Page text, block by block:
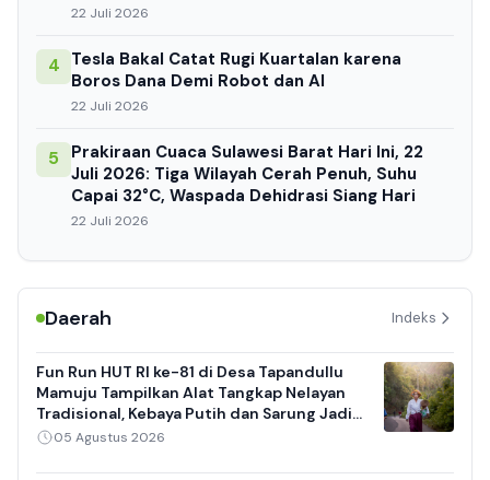
22 Juli 2026
4 Tesla Bakal Catat Rugi Kuartalan karena
Boros Dana Demi Robot dan AI
22 Juli 2026
5
Prakiraan Cuaca Sulawesi Barat Hari Ini, 22
Juli 2026: Tiga Wilayah Cerah Penuh, Suhu
Capai 32°C, Waspada Dehidrasi Siang Hari
22 Juli 2026
Daerah Indeks
Fun Run HUT RI ke-81 di Desa Tapandullu
Mamuju Tampilkan Alat Tangkap Nelayan
Tradisional, Kebaya Putih dan Sarung Jadi
Daya Tarik
05 Agustus 2026